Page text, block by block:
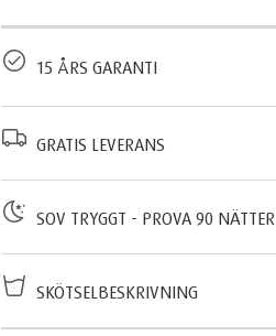
15 ÅRS GARANTI
GRATIS LEVERANS
SOV TRYGGT - PROVA 90 NÄTTER
SKÖTSELBESKRIVNING